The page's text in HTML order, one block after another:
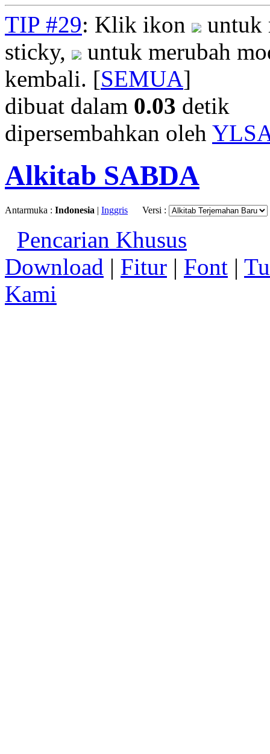
TIP #29: Klik ikon
untuk
sticky,
untuk merubah
kembali. [SEMUA]
dibuat dalam 0.03 detik
dipersembahkan oleh
Alkitab SABDA
Antarmuka : Indonesia | Inggris Versi :
Pencarian Khusus
Download | Fitur | Font |
Kami